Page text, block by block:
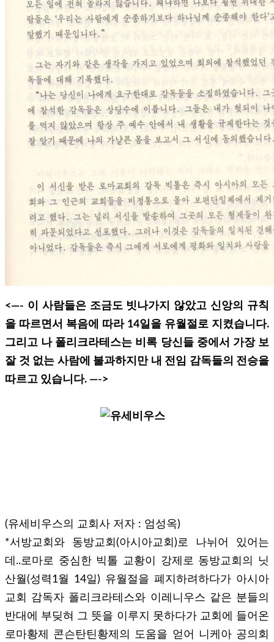
<—- 이 사람들은 조금도 빗나가지 않았고 신앙의 규칙
을 따르면서 복음에 따라 14일을 유월절로 지켰습니다.
그리고 나 폴리크라테스는 비록 당신들 중에서 가장 보
잘 것 없는 사람에 불과하지만 내 전임 감독들의 전승을
따르고 있습니다. —->
(유세비우스의 교회사 저자 : 엄성옥)
*서방교회와 동방교회(아시아교회)로 나뉘어 있어는
데..로마로 중심한 빅톨 교황이 강제로 동방교회의 닛
산월(성력1월 14일) 유월절을 폐지하려하다가 아시아
교회 감독자 폴리크라테스와 이레니우스 같은 분들의
반대에 부딪혀 그 뜻을 이루지 못하다가 교회에 들어온
로마황제 콘슨탄틴황제의 도움을 얻어 니케아 공의회